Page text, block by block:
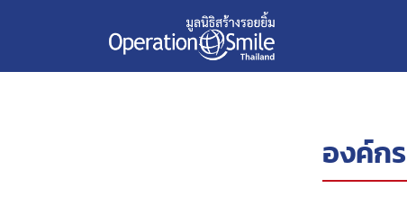
องค์ก